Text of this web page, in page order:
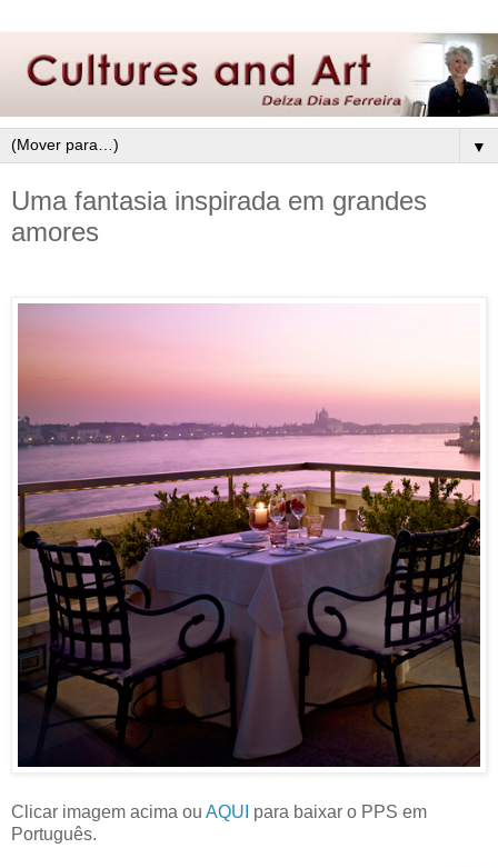
▼
Uma fantasia inspirada em grandes
amores
Clicar imagem acima ou AQUI para baixar o PPS em
Português.